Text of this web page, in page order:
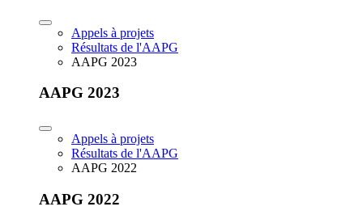
Appels à projets
Résultats de l'AAPG
AAPG 2023
AAPG 2023
Appels à projets
Résultats de l'AAPG
AAPG 2022
AAPG 2022